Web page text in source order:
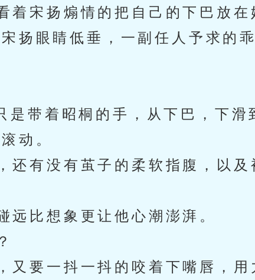
宋扬煽情的把自己的下巴放在
扬眼睛低垂，一副任人予求的乖
带着昭桐的手，从下巴，下滑
动。
有没有茧子的柔软指腹，以及
比想象更让他心潮澎湃。
要一抖一抖的咬着下嘴唇，用